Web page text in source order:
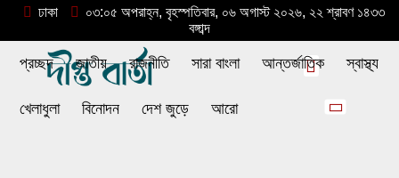
ঢাকা
০৩:০৫ অপরাহ্ন, বৃহস্পতিবার, ০৬ অগাস্ট ২০২৬, ২২ শ্রাবণ ১৪৩৩
বঙ্গাব্দ
প্রচ্ছদ জাতীয় রাজনীতি সারা বাংলা আন্তর্জাতিক স্বাস্থ্য
খেলাধুলা বিনোদন দেশ জুড়ে আরো